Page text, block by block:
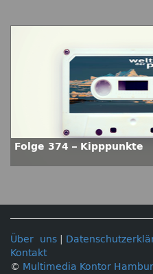
Folge 374 – Kipppunkte
Über uns
Kontakt
© Multimedia Kontor